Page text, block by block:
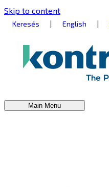
Skip to content
Keresés | English |
Main Menu